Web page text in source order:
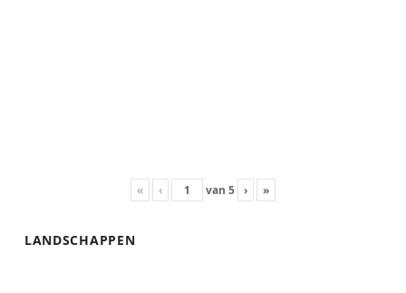
« ‹ van 5 › »
LANDSCHAPPEN